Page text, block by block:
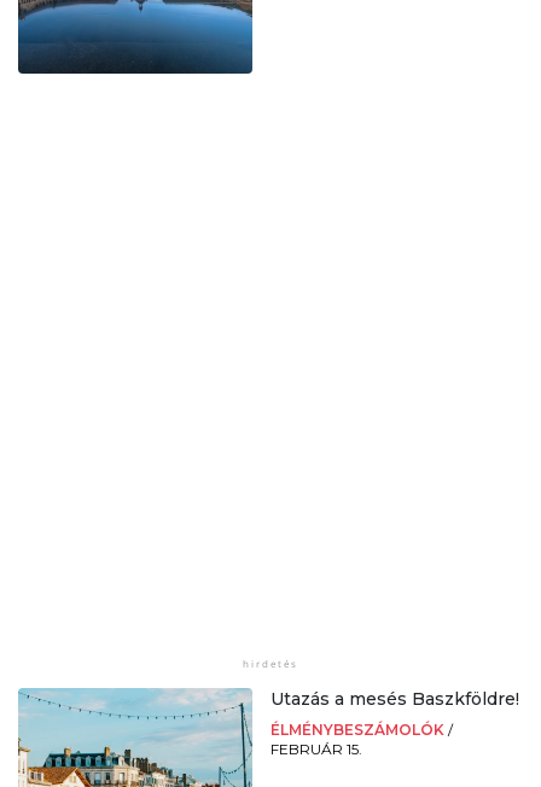
Utazás a mesés Baszkföldre!
ÉLMÉNYBESZÁMOLÓK /
FEBRUÁR 15.